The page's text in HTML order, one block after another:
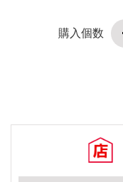
購入個数